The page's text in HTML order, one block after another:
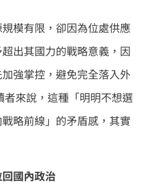
模有限，卻因為位處供應
出其國力的戰略意義，因
強掌控，避免完全落入外
來說，這種「明明不想選
略前線」的矛盾感，其實
國內政治